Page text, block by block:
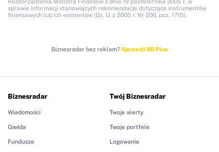
sprawie informacji stanowiących rekomendacje dotyczące instrumentów
finansowych lub ich emitentów (Dz. U. z 2005 r. Nr 206, poz. 1715).
Biznesradar bez reklam? Sprawdź BR Plus
Biznesradar
Wiadomości
Giełda
Fundusze
Twój Biznesradar
Twoje alerty
Twoje portfele
Logowanie